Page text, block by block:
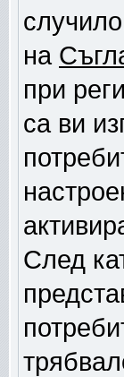
на
при
са ви
След